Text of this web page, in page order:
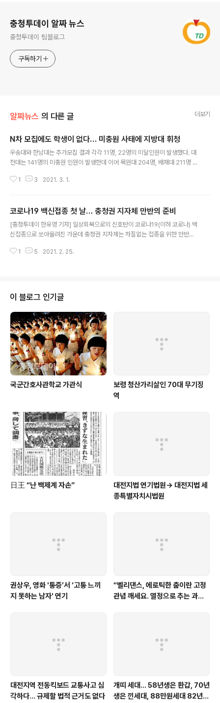
충청투데이 알짜 뉴스
충청투데이 팀블로그
구독하기
알짜뉴스 의 다른 글 더보기
N차 모집에도 학생이 없다… 미충원 사태에 지방대 휘청
우송대와 한남대는 추가모집 결과 각각 11명, 22명의 미달인원이 발생했다. 대
전대는 141명의 미충원 인원이 발생한데 이어 목원대 204명, 배재대 211명 등
에 지방대 휘청 - 충청투데이 [충청투데이 윤지수 기자] 지역대학들이 신입생
y.co.kr
1 3 2021. 3. 1.
코로나19 백신접종 첫 날… 충청권 지자체 만반의 준비
[충청투데이 한유영 기자] 일상회복으로의 신호탄이 코로나19(이하 코로나) 백
신접종으로 쏘아올려진 가운데 충청권 지자체는 차질없는 접종을 위한 만반의
투데이 [충청투데이 한유영 기자] 일상회복으로의 신호탄이 코로나19(이하 코
1 5 2021. 2. 25.
이 블로그 인기글
국군간호사관학교 가관식
보령 청산가리살인 70대 무기징
역
日王 “난 백제계 자손”
대전지법 연기법원→ 대전지법 세
종특별자치시법원
권상우, 영화 '통증’서 ‘고통 느끼
지 못하는 남자' 연기
“벨리댄스, 에로틱한 춤이란 고정
관념 깨세요. 열정으로 추는 과학
대전지역 전동킥보드 교통사고 심
각하다… 규제할 법적 근거도 없다
개띠 세대… 58년생은 환갑, 70년
생은 낀세대, 88만원세대 82년생